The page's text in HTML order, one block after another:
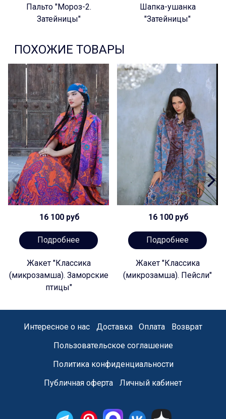
Пальто "Мороз-2.
Затейницы"
Шапка-ушанка
"Затейницы"
ПОХОЖИЕ ТОВАРЫ
16 100 руб
Подробнее
Жакет "Классика
(микрозамша). Заморские
птицы"
16 100 руб
Подробнее
Жакет "Классика
(микрозамша). Пейсли"
Интересное о нас Доставка Оплата
Возврат
Пользовательское соглашение
Политика конфиденциальности
Публичная оферта
Личный кабинет